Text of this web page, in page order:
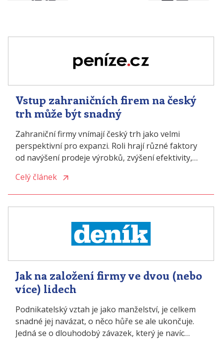
Vstup zahraničních firem na český
trh může být snadný
Zahraniční firmy vnímají český trh jako velmi
perspektivní pro expanzi. Roli hrají různé faktory
od navýšení prodeje výrobků, zvýšení efektivity,
nákladů. Jakým způsobem může firma ze zahraničí
vstoupit na český trh? Který způsob je časově
výhodnější a na koho se firmy mohou obrátit,
https://www.penize.cz/podnikani/429789-vstup-
zahranicnich-firem-na-cesky-trh-muze-byt-snadny
Celý článek
Jak na založení firmy ve dvou (nebo
více) lidech
Podnikatelský vztah je jako manželství, je celkem
snadné jej navázat, o něco hůře se ale ukončuje.
Jedná se o dlouhodobý závazek, který je navíc